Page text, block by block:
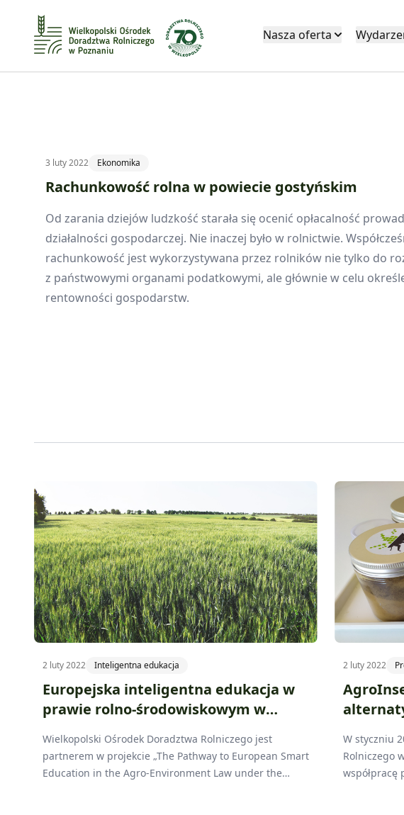
Nasza oferta
3 luty 2022 Ekonomika
Rachunkowość rolna w powiecie gostyńskim
Od zarania dziejów ludzkość starała się ocenić opłacalność
działalności gospodarczej. Nie inaczej było w rolnictwie.
rachunkowość jest wykorzystywana przez rolników nie tylko do
z państwowymi organami podatkowymi, ale głównie w celu
rentowności gospodarstw.
2 luty 2022 Inteligentna edukacja
Europejska inteligentna edukacja w
prawie rolno-środowiskowym w
Wielkopolski Ośrodek Doradztwa Rolniczego jest
partnerem w projekcie „The Pathway to European Smart
Education in the Agro-Environment Law under the
2 luty 2022
W styczniu
Rolniczego
współpracę